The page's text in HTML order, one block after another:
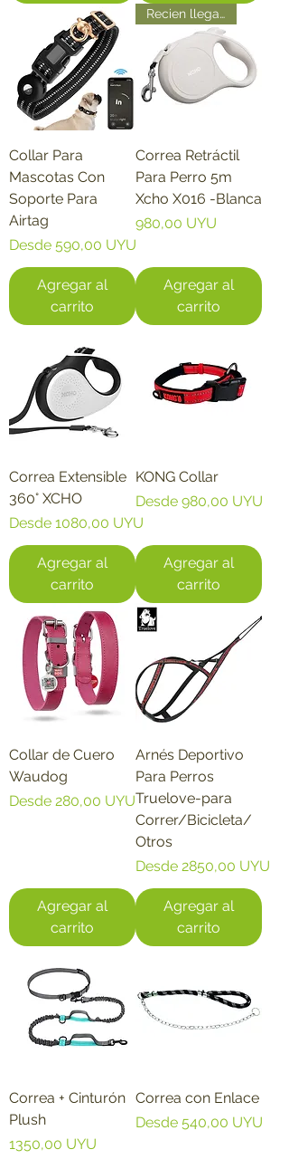
Collar Para
Mascotas Con
Soporte Para
Airtag
Desde 590,00 UYU
Precio de oferta
Agregar al
carrito
Recien llegado
Correa Retráctil
Para Perro 5m
Xcho X016 -Blanca
Precio
980,00 UYU
Agregar al
carrito
Correa Extensible
360° XCHO
Desde 1080,00 UYU
Precio de oferta
Agregar al
carrito
KONG Collar
Desde 980,00 UYU
Precio de oferta
Agregar al
carrito
Collar de Cuero
Waudog
Desde 280,00 UYU
Precio de oferta
Agregar al
carrito
Arnés Deportivo
Para Perros
Truelove-para
Correr/Bicicleta/
Otros
Desde 2850,00 UYU
Precio de oferta
Agregar al
carrito
Correa + Cinturón
Plush
Precio
1350,00 UYU
Correa con Enlace
Desde 540,00 UYU
Precio de oferta